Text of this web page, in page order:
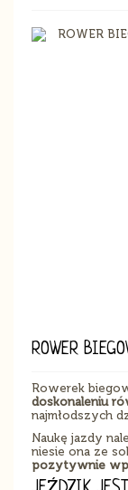
ROWER
Rowerek
doskonaleniu
najmłodszych
Naukę jazdy
niesie ona ze
pozytywnie